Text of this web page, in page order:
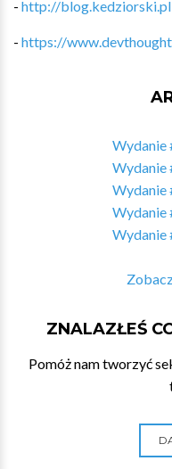
- http://blog.kedziorski.pl
- https://
Wydanie
Wydanie
Wydanie
Wydanie
Wydanie
ZNALAZŁEŚ
Pomóż nam tworzyć